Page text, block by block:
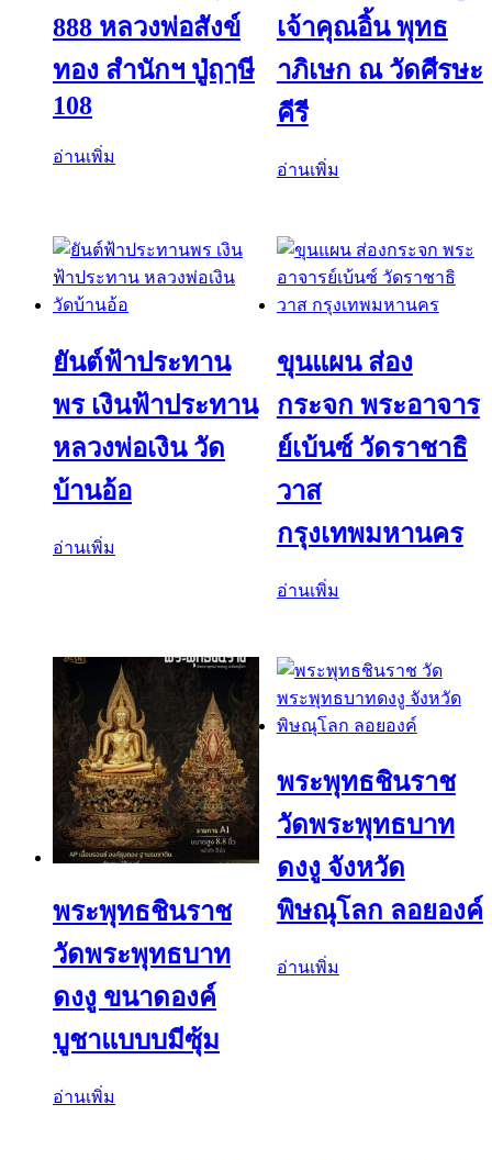
888 หลวงพ่อสังข์
ทอง สำนักฯ ปู่ฤๅษี
108
อ่านเพิ่ม
เจ้าคุณอิ้น พุทธ
าภิเษก ณ วัดศีรษะ
คีรี
อ่านเพิ่ม
ยันต์ฟ้าประทาน
พร เงินฟ้าประทาน
หลวงพ่อเงิน วัด
บ้านอ้อ
อ่านเพิ่ม
ขุนแผน ส่อง
กระจก พระอาจาร
ย์เบ้นซ์ วัดราชาธิ
วาส
กรุงเทพมหานคร
อ่านเพิ่ม
พระพุทธชินราช
วัดพระพุทธบาท
ดงงู ขนาดองค์
บูชาแบบบมีซุ้ม
อ่านเพิ่ม
พระพุทธชินราช
วัดพระพุทธบาท
ดงงู จังหวัด
พิษณุโลก ลอยองค์
อ่านเพิ่ม